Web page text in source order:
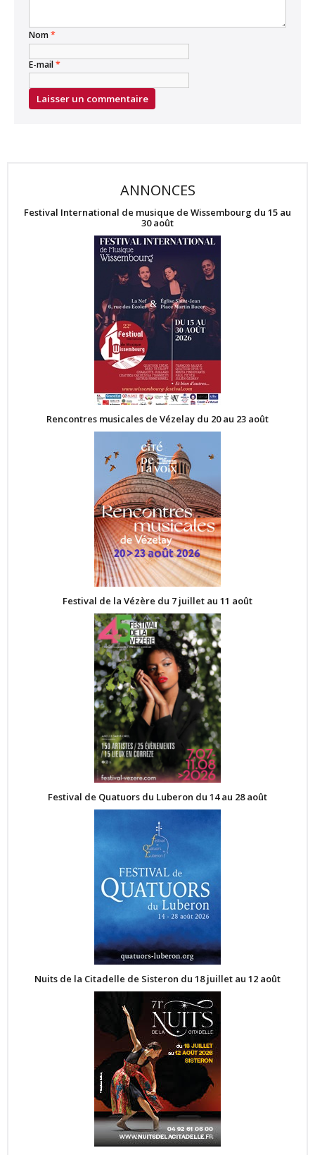
Nom*
E-mail*
ANNONCES
Festival International de musique de Wissembourg du 15 au
30 août
Rencontres musicales de Vézelay du 20 au 23 août
Festival de la Vézère du 7 juillet au 11 août
Festival de Quatuors du Luberon du 14 au 28 août
Nuits de la Citadelle de Sisteron du 18 juillet au 12 août